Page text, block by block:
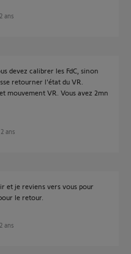
ans
devez calibrer les FdC, sinon
retourner l'état du VR.
mouvement VR. Vous avez 2mn
ans
et je reviens vers vous pour
le retour.
ans